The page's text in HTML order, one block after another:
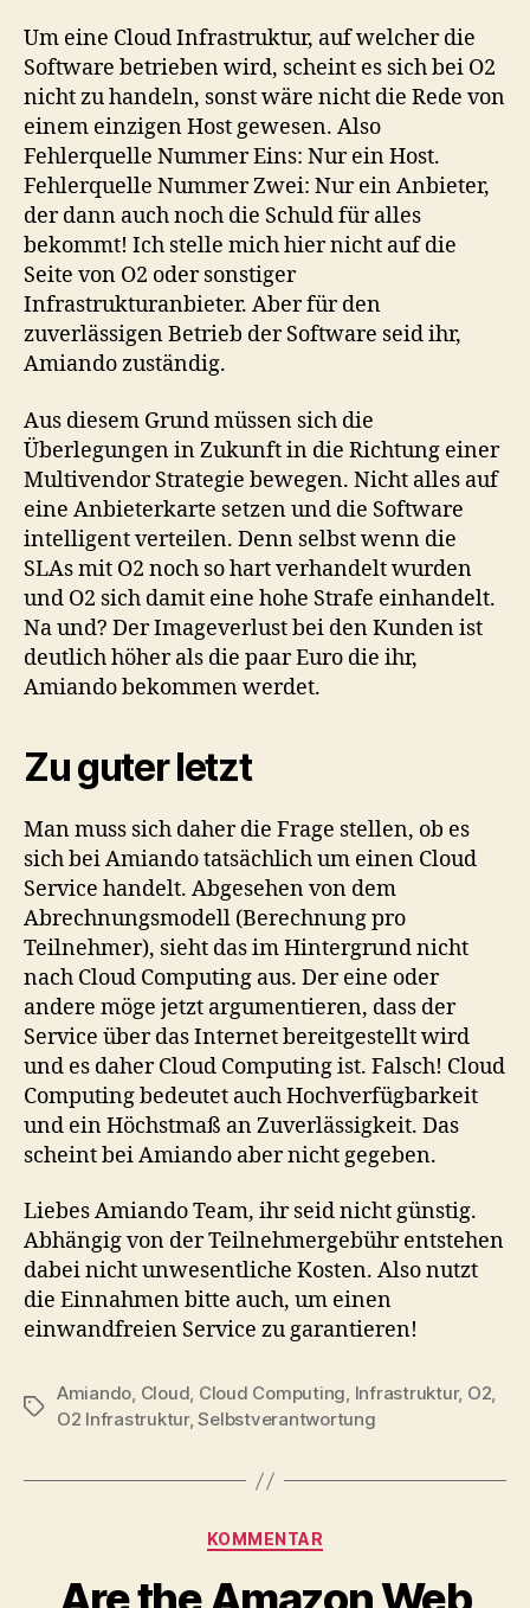
Um eine Cloud Infrastruktur, auf welcher die
Software betrieben wird, scheint es sich bei O2
nicht zu handeln, sonst wäre nicht die Rede von
einem einzigen Host gewesen. Also
Fehlerquelle Nummer Eins: Nur ein Host.
Fehlerquelle Nummer Zwei: Nur ein Anbieter,
der dann auch noch die Schuld für alles
bekommt! Ich stelle mich hier nicht auf die
Seite von O2 oder sonstiger
Infrastrukturanbieter. Aber für den
zuverlässigen Betrieb der Software seid ihr,
Amiando zuständig.
Aus diesem Grund müssen sich die
Überlegungen in Zukunft in die Richtung einer
Multivendor Strategie bewegen. Nicht alles auf
eine Anbieterkarte setzen und die Software
intelligent verteilen. Denn selbst wenn die
SLAs mit O2 noch so hart verhandelt wurden
und O2 sich damit eine hohe Strafe einhandelt.
Na und? Der Imageverlust bei den Kunden ist
deutlich höher als die paar Euro die ihr,
Amiando bekommen werdet.
Zu guter letzt
Man muss sich daher die Frage stellen, ob es
sich bei Amiando tatsächlich um einen Cloud
Service handelt. Abgesehen von dem
Abrechnungsmodell (Berechnung pro
Teilnehmer), sieht das im Hintergrund nicht
nach Cloud Computing aus. Der eine oder
andere möge jetzt argumentieren, dass der
Service über das Internet bereitgestellt wird
und es daher Cloud Computing ist. Falsch! Cloud
Computing bedeutet auch Hochverfügbarkeit
und ein Höchstmaß an Zuverlässigkeit. Das
scheint bei Amiando aber nicht gegeben.
Liebes Amiando Team, ihr seid nicht günstig.
Abhängig von der Teilnehmergebühr entstehen
dabei nicht unwesentliche Kosten. Also nutzt
die Einnahmen bitte auch, um einen
einwandfreien Service zu garantieren!
Tags
Amiando, Cloud, Cloud Computing, Infrastruktur, O2,
O2 Infrastruktur,Selbstverantwortung
Categories
KOMMENTAR